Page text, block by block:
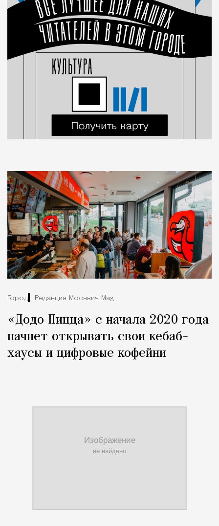
Город Редакция Москвич Mag
«Додо Пицца» с начала 2020 года
начнет открывать свои кебаб-
хаусы и цифровые кофейни